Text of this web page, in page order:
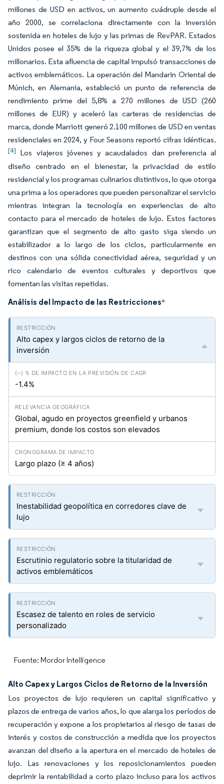
millones de USD en activos, un aumento cuádruple desde el
año 2000, se correlaciona directamente con la inversión
sostenida en hoteles de lujo y las primas de RevPAR. Estados
Unidos posee el 35% de la riqueza global y el 39,7% de los
millonarios. Esta afluencia de capital impulsó transacciones de
activos emblemáticos. La operación del Mandarin Oriental de
Múnich, en Alemania, estableció un punto de referencia de
rendimiento prime del 5,8% a 270 millones de USD (260
millones de EUR) y aceleró las carteras de residencias de
marca, donde Marriott generó 2.100 millones de USD en ventas
residenciales en 2024, y Four Seasons reportó cifras idénticas.
[4] Los viajeros jóvenes y acaudalados dan preferencia al
diseño centrado en el bienestar, la privacidad de estilo
residencial y los programas culinarios distintivos, lo que otorga
una prima a los operadores que pueden personalizar el servicio
mientras integran la tecnología en experiencias de alto
contacto para el mercado de hoteles de lujo. Estos factores
garantizan que el segmento de alto gasto siga siendo un
estabilizador a lo largo de los ciclos, particularmente en
destinos con una sólida conectividad aérea, seguridad y un
rico calendario de eventos culturales y deportivos que
fomentan las visitas repetidas.
Análisis del Impacto de las Restricciones*
Alto capex y largos ciclos de retorno de la
inversión
-1.4%
Global, agudo en proyectos greenfield y urbanos
premium, donde los costos son elevados
Largo plazo (≥ 4 años)
Inestabilidad geopolítica en corredores clave de
lujo
Escrutinio regulatorio sobre la titularidad de
activos emblemáticos
Escasez de talento en roles de servicio
personalizado
Fuente: Mordor Intelligence
Alto Capex y Largos Ciclos de Retorno de la Inversión
Los proyectos de lujo requieren un capital significativo y
plazos de entrega de varios años, lo que alarga los períodos de
recuperación y expone a los propietarios al riesgo de tasas de
interés y costos de construcción a medida que los proyectos
avanzan del diseño a la apertura en el mercado de hoteles de
lujo. Las renovaciones y los reposicionamientos pueden
deprimir la rentabilidad a corto plazo incluso para los activos